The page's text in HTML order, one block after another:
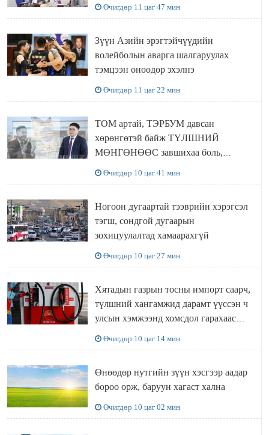
Өчигдөр 11 цаг 47 мин
Зүүн Азийн эрэгтэйчүүдийн
волейболын аварга шалгаруулах
тэмцээн өнөөдөр эхэлнэ
Өчигдөр 11 цаг 22 мин
ТОМ артай, ТЭРБУМ давсан
хөрөнгөтэй байж ТҮЛШНИЙ
МӨНГӨНӨӨС завшихаа боль,
Өчигдөр 10 цаг 41 мин
Ногоон дугаартай тээврийн хэрэгсэл
тэгш, сондгой дугаарын
зохицуулалтад хамаарахгүй
Өчигдөр 10 цаг 27 мин
Хятадын газрын тосны импорт саарч,
түлшний хангамжид дарамт үүссэн ч
улсын хэмжээнд хомсдол гарахаас
Өчигдөр 10 цаг 14 мин
Өнөөдөр нутгийн зүүн хэсгээр аадар
бороо орж, баруун хагаст хална
Өчигдөр 10 цаг 02 мин